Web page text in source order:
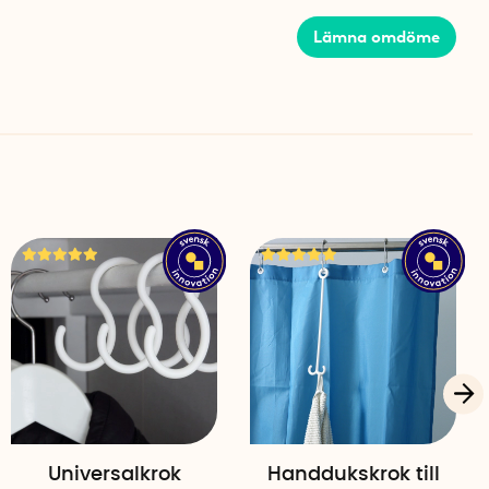
Lämna omdöme
Universalkrok
Handdukskrok till